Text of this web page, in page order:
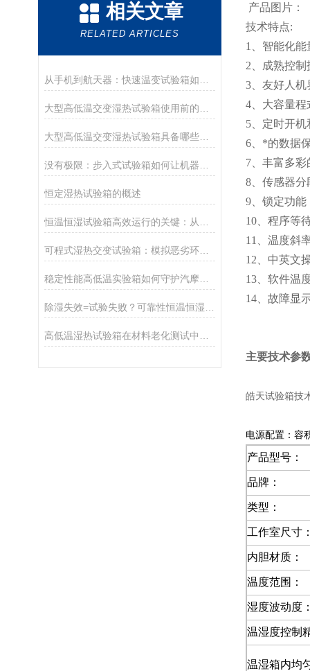
相关文章
RELATED ARTICLES
大型高低温交变湿热试验箱具备哪些功能?
恒定湿热试验箱的概述
可程式湿热交变试验箱：模拟恶劣环境，赋能产品可靠性升级
产品图片：
技术特点:
1、智能化
2、成熟控
3、友好人
4、大容量
5、定时开
6、*的数据
7、丰富多
8、传感器
9、锁定功
10、程序等
11、温度斜
12、中英文
13、软件温
14、故障显
主要技术参
皓天试验箱技
电源配置：容
产品型号：
品牌：
类型：
工作室尺寸
内胆材质：
温度范围：
湿度波动度
温湿度控制
温湿箱内均